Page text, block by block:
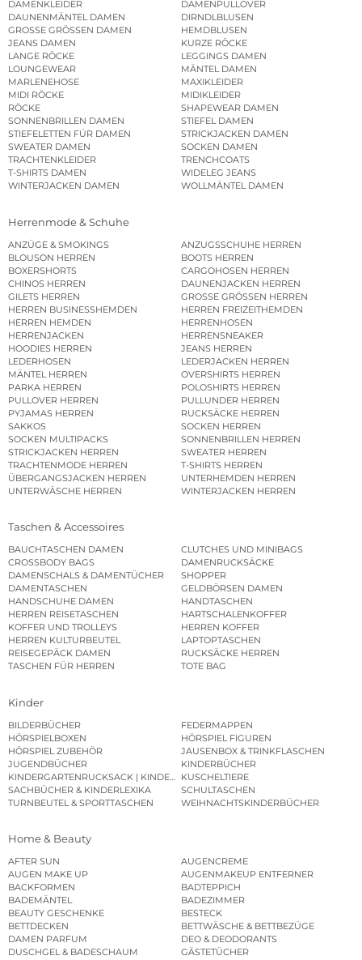
DAMENKLEIDER
DAMENPULLOVER
DAUNENMÄNTEL DAMEN
DIRNDLBLUSEN
GROSSE GRÖSSEN DAMEN
HEMDBLUSEN
JEANS DAMEN
KURZE RÖCKE
LANGE RÖCKE
LEGGINGS DAMEN
LOUNGEWEAR
MÄNTEL DAMEN
MARLENEHOSE
MAXIKLEIDER
MIDI RÖCKE
MIDIKLEIDER
RÖCKE
SHAPEWEAR DAMEN
SONNENBRILLEN DAMEN
STIEFEL DAMEN
STIEFELETTEN FÜR DAMEN
STRICKJACKEN DAMEN
SWEATER DAMEN
SOCKEN DAMEN
TRACHTENKLEIDER
TRENCHCOATS
T-SHIRTS DAMEN
WIDELEG JEANS
WINTERJACKEN DAMEN
WOLLMÄNTEL DAMEN
Herrenmode & Schuhe
ANZÜGE & SMOKINGS
ANZUGSSCHUHE HERREN
BLOUSON HERREN
BOOTS HERREN
BOXERSHORTS
CARGOHOSEN HERREN
CHINOS HERREN
DAUNENJACKEN HERREN
GILETS HERREN
GROSSE GRÖSSEN HERREN
HERREN BUSINESSHEMDEN
HERREN FREIZEITHEMDEN
HERREN HEMDEN
HERRENHOSEN
HERRENJACKEN
HERRENSNEAKER
HOODIES HERREN
JEANS HERREN
LEDERHOSEN
LEDERJACKEN HERREN
MÄNTEL HERREN
OVERSHIRTS HERREN
PARKA HERREN
POLOSHIRTS HERREN
PULLOVER HERREN
PULLUNDER HERREN
PYJAMAS HERREN
RUCKSÄCKE HERREN
SAKKOS
SOCKEN HERREN
SOCKEN MULTIPACKS
SONNENBRILLEN HERREN
STRICKJACKEN HERREN
SWEATER HERREN
TRACHTENMODE HERREN
T-SHIRTS HERREN
ÜBERGANGSJACKEN HERREN
UNTERHEMDEN HERREN
UNTERWÄSCHE HERREN
WINTERJACKEN HERREN
Taschen & Accessoires
BAUCHTASCHEN DAMEN
CLUTCHES UND MINIBAGS
CROSSBODY BAGS
DAMENRUCKSÄCKE
DAMENSCHALS & DAMENTÜCHER
SHOPPER
DAMENTASCHEN
GELDBÖRSEN DAMEN
HANDSCHUHE DAMEN
HANDTASCHEN
HERREN REISETASCHEN
HARTSCHALENKOFFER
KOFFER UND TROLLEYS
HERREN KOFFER
HERREN KULTURBEUTEL
LAPTOPTASCHEN
REISEGEPÄCK DAMEN
RUCKSÄCKE HERREN
TASCHEN FÜR HERREN
TOTE BAG
Kinder
BILDERBÜCHER
FEDERMAPPEN
HÖRSPIELBOXEN
HÖRSPIEL FIGUREN
HÖRSPIEL ZUBEHÖR
JAUSENBOX & TRINKFLASCHEN
JUGENDBÜCHER
KINDERBÜCHER
KINDERGARTENRUCKSACK | KINDERGARTENBEUTEL
KUSCHELTIERE
SACHBÜCHER & KINDERLEXIKA
SCHULTASCHEN
TURNBEUTEL & SPORTTASCHEN
WEIHNACHTSKINDERBÜCHER
Home & Beauty
AFTER SUN
AUGENCREME
AUGEN MAKE UP
AUGENMAKEUP ENTFERNER
BACKFORMEN
BADTEPPICH
BADEMÄNTEL
BADEZIMMER
BEAUTY GESCHENKE
BESTECK
BETTDECKEN
BETTWÄSCHE & BETTBEZÜGE
DAMEN PARFUM
DEO & DEODORANTS
DUSCHGEL & BADESCHAUM
GÄSTETÜCHER